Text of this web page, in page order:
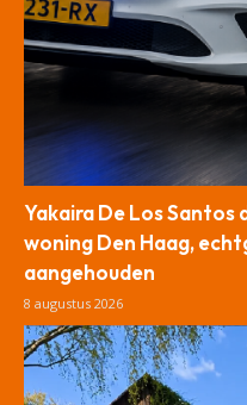
Yakaira De Los
woning Den Haag,
aangehouden
8 augustus 2026